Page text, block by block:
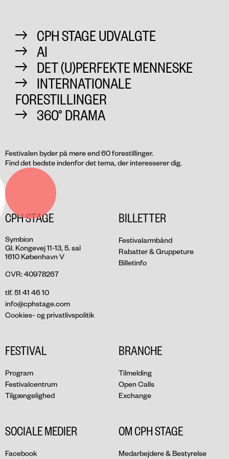
CPH STAGE UDVALGTE
AI
DET (U)PERFEKTE MENNESKE
INTERNATIONALE
FORESTILLINGER
360° DRAMA
Festivalen byder på mere end 60 forestillinger.
Find det bedste indenfor det tema, der interesserer dig.
CPH STAGE
Symbion
Gl. Kongevej 11-13, 5. sal
1610 København V
CVR: 40978267
tlf. 51 41 46 10
info@cphstage.com
Cookies- og privatlivspolitik
BILLETTER
Festivalarmbånd
Rabatter & Gruppeture
Billetinfo
FESTIVAL
Program
Festivalcentrum
Tilgængelighed
BRANCHE
Tilmelding
Open Calls
Exchange
SOCIALE MEDIER
Facebook
OM CPH STAGE
Medarbejdere & Bestyrelse